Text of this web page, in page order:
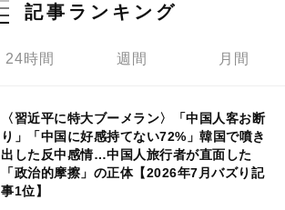
記事ランキング
24時間 週間 月間
〈習近平に特大ブーメラン〉「中国人客お断
り」「中国に好感持てない72%」韓国で噴き
出した反中感情…中国人旅行者が直面した
「政治的摩擦」の正体【2026年7月バズり記
事1位】